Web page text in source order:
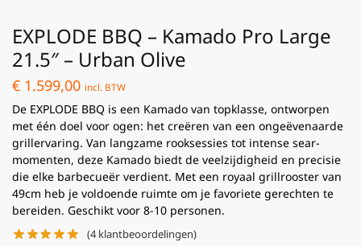
EXPLODE BBQ – Kamado Pro Large
21.5″ – Urban Olive
€ 1.599,00 incl. BTW
De EXPLODE BBQ is een Kamado van topklasse, ontworpen
met één doel voor ogen: het creëren van een ongeëvenaarde
grillervaring. Van langzame rooksessies tot intense sear-
momenten, deze Kamado biedt de veelzijdigheid en precisie
die elke barbecueër verdient. Met een royaal grillrooster van
49cm heb je voldoende ruimte om je favoriete gerechten te
bereiden. Geschikt voor 8-10 personen.
(4klantbeoordelingen)